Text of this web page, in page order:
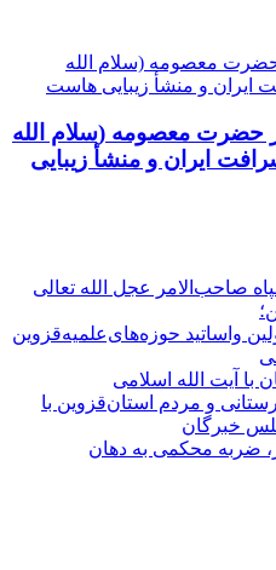
حضرت معصومه (سلام الله
ایران و منشأ زیبایی
صاحب‌الامر عجل الله تعالی
واساتید حوزه‌های‌علمیه‌قزوین
آیت الله اسلامی
و مردم‌ استان‌قزوین با
خبرگان
ضربه محکمی به دهان